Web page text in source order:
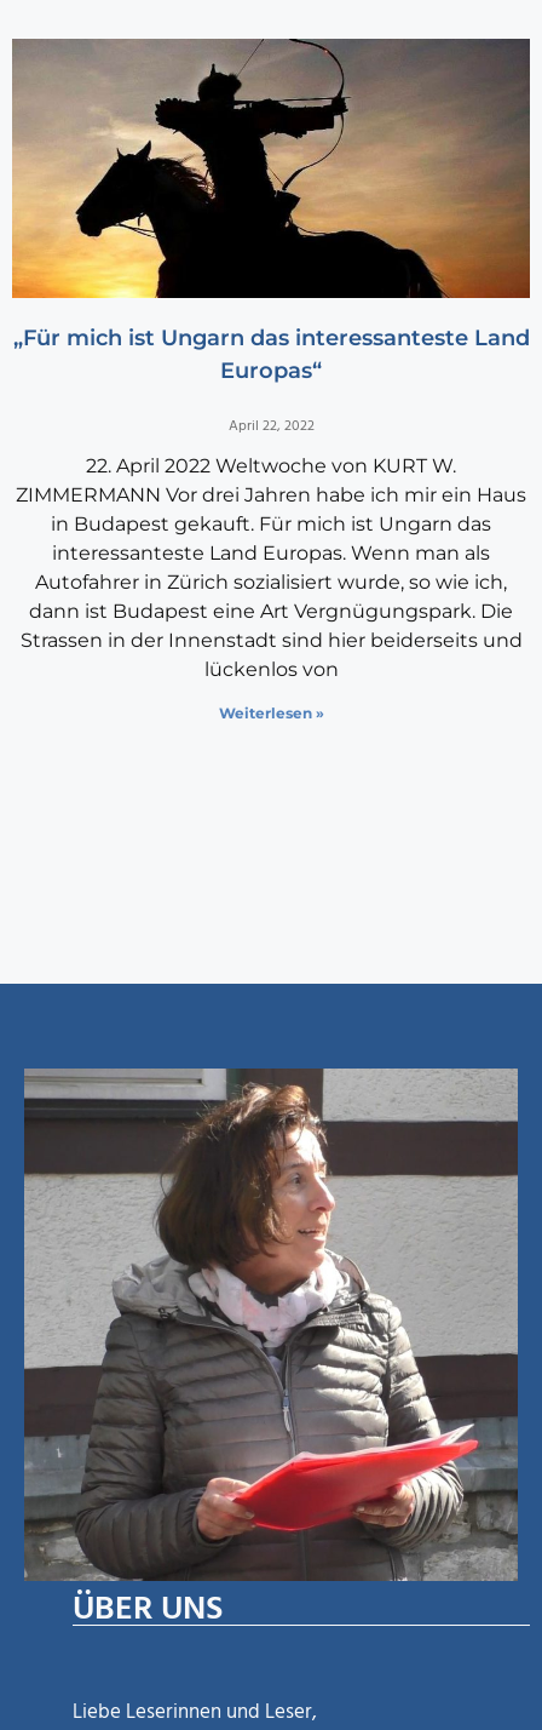
„Für mich ist Ungarn das interessanteste Land
Europas“
April 22, 2022
22. April 2022 Weltwoche von KURT W.
ZIMMERMANN Vor drei Jahren habe ich mir ein Haus
in Budapest gekauft. Für mich ist Ungarn das
interessanteste Land Europas. Wenn man als
Autofahrer in Zürich sozialisiert wurde, so wie ich,
dann ist Budapest eine Art Vergnügungspark. Die
Strassen in der Innenstadt sind hier beiderseits und
lückenlos von
Weiterlesen »
ÜBER UNS
Liebe Leserinnen und Leser,